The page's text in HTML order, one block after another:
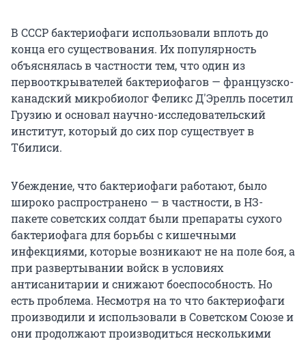
В СССР бактериофаги использовали вплоть до
конца его существования. Их популярность
объяснялась в частности тем, что один из
первооткрывателей бактериофагов — французско-
канадский микробиолог Феликс Д'Эрелль посетил
Грузию и основал научно-исследовательский
институт, который до сих пор существует в
Тбилиси.
Убеждение, что бактериофаги работают, было
широко распространено — в частности, в НЗ-
пакете советских солдат были препараты сухого
бактериофага для борьбы с кишечными
инфекциями, которые возникают не на поле боя, а
при развертывании войск в условиях
антисанитарии и снижают боеспособность. Но
есть проблема. Несмотря на то что бактериофаги
производили и использовали в Советском Союзе и
они продолжают производиться несколькими